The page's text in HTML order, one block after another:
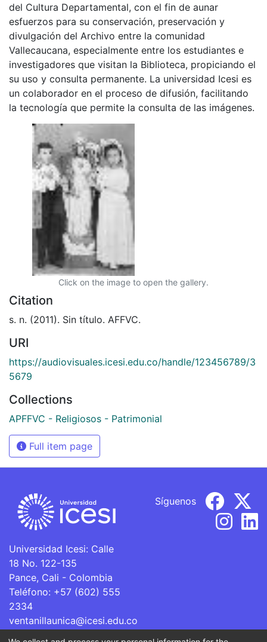
del Cultura Departamental, con el fin de aunar
esfuerzos para su conservación, preservación y
divulgación del Archivo entre la comunidad
Vallecaucana, especialmente entre los estudiantes e
investigadores que visitan la Biblioteca, propiciando el
su uso y consulta permanente. La universidad Icesi es
un colaborador en el proceso de difusión, facilitando
la tecnología que permite la consulta de las imágenes.
Click on the image to open the gallery.
Citation
s. n. (2011). Sin título. AFFVC.
URI
https://audiovisuales.icesi.edu.co/handle/123456789/3
5679
Collections
APFFVC - Religiosos - Patrimonial
Full item page
Universidad Icesi: Calle
18 No. 122-135
Pance, Cali - Colombia
Teléfono: +57 (602) 555
2334
ventanillaunica@icesi.edu.co
Síguenos